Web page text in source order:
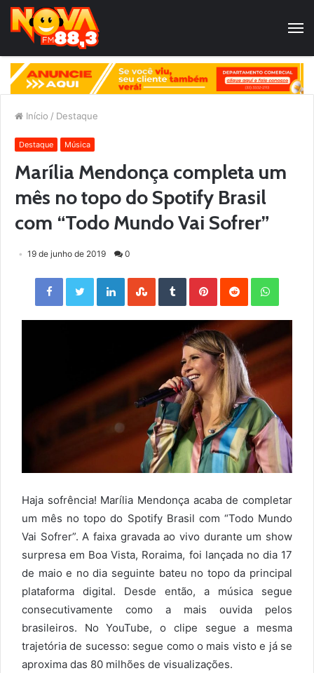
Início / Destaque
Destaque Música
Marília Mendonça completa um
mês no topo do Spotify Brasil
com “Todo Mundo Vai Sofrer”
19 de junho de 2019 0
Facebook Twitter LinkedIn StumbleUpon Tumblr Pinterest Reddit
Haja sofrência! Marília Mendonça acaba de completar
um mês no topo do Spotify Brasil com “Todo Mundo
Vai Sofrer”. A faixa gravada ao vivo durante um show
surpresa em Boa Vista, Roraima, foi lançada no dia 17
de maio e no dia seguinte bateu no topo da principal
plataforma digital. Desde então, a música segue
consecutivamente como a mais ouvida pelos
brasileiros. No YouTube, o clipe segue a mesma
trajetória de sucesso: segue como o mais visto e já se
aproxima das 80 milhões de visualizações.